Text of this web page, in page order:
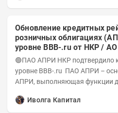
Обновление кредитных
розничных облигациях
уровне BBB-.ru от НКР /
А-(RU) / Элит Строй
🟢ПАО АПРИ НКР подтвердило кредитный рейтинг на
уровне BBB-.ru ПАО АПРИ – основная компания группы
АПРИ, выполняющая функции
Иволга Капитал